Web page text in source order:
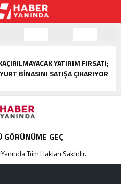
YATIRIM FIRSATI;
BINASINI SATIŞA ÇIKARIYOR
GEÇ
Tüm Hakları Saklıdır.